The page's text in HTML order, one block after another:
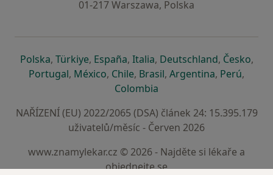
01-217 Warszawa, Polska
Polskase otevře v nové záložce
, Türkiyese otevře v nové záložce
, Españase otevře v nové záložce
, Italiase otevře v nové záložce
, Deutschlandse otevře v
, Českose
,
Portugalse otevře v nové záložce
, Méxicose otevře v nové záložce
, Chilese otevře v nové záložce
, Brasilse otevře v nové
, Argentinase otevře v
, Perúse
,
Colombia
NAŘÍZENÍ (EU) 2022/2065 (DSA) článek 24: 15.395.179
uživatelů/měsíc - Červen 2026
www.znamylekar.cz © 2026 - Najděte si lékaře a
objednejte se